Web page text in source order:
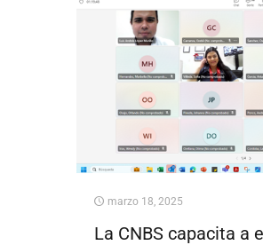
marzo 18, 2025
La CNBS capacita a